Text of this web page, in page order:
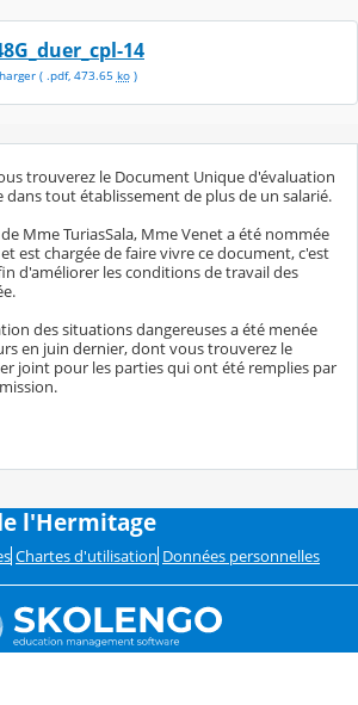
14
( .pdf, 473.65 ko)
trouverez le Document Unique d'évaluation
dans tout établissement de plus de un salarié.
Mme TuriasSala, Mme Venet a été nommée
est chargée de faire vivre ce document, c'est
d'améliorer les conditions de travail des
des situations dangereuses a été menée
en juin dernier, dont vous trouverez le
joint pour les parties qui ont été remplies par
l'Hermitage
Chartes d'utilisation Données personnelles